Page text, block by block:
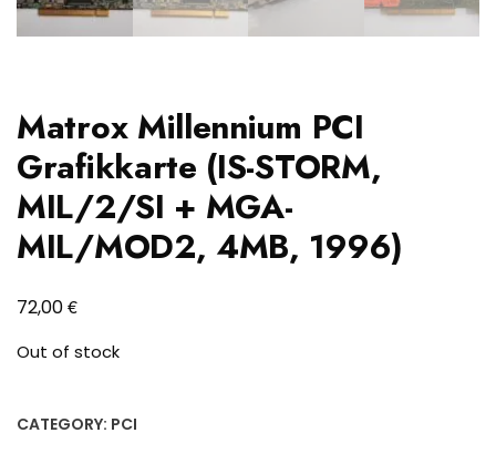
Matrox Millennium PCI
Grafikkarte (IS-STORM,
MIL/2/SI + MGA-
MIL/MOD2, 4MB, 1996)
72,00€
Out of stock
CATEGORY: PCI